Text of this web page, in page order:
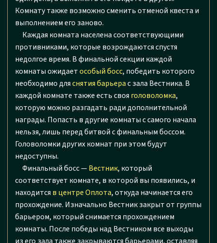
Комнату также возможно сменить отменой квеста и
выполнением его заново.
Каждая комната населена соответствующими
противниками, которые возрождаются спустя
недолгое время. В финальной секции каждой
комнаты ожидаетособый босс, победить которого
необходимо дляснятия барьерас зала Вестника. В
каждой комнате также есть своя головоломка,
которую можно разгадать ради дополнительной
награды. Попасть в другие комнаты с самого начала
нельзя, лишь перед битвой с финальным боссом.
Головоломки других комнат при этом будут
недоступны.
Финальный босс —Вестник, который
соответствует комнате, в которой вы появились, и
находится в центре Оплота, откуда начинается его
прохождение. Изначально Вестник закрыт от группы
барьером, который снимается прохождением
комнаты. После победы над Вестником все выходы